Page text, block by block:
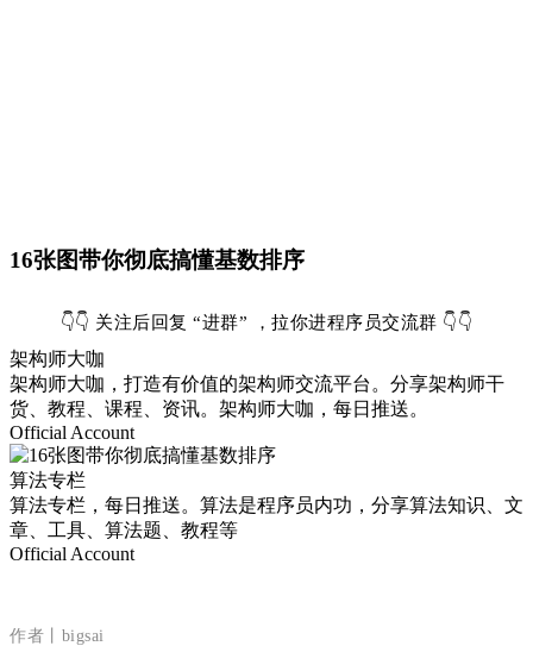
16张图带你彻底搞懂基数排序
👇👇 关注后回复 “进群” ，拉你进程序员交流群 👇👇
架构师大咖
架构师大咖，打造有价值的架构师交流平台。分享架构师干
货、教程、课程、资讯。架构师大咖，每日推送。
Official Account
算法专栏
算法专栏，每日推送。算法是程序员内功，分享算法知识、文
章、工具、算法题、教程等
Official Account
作者丨bigsai